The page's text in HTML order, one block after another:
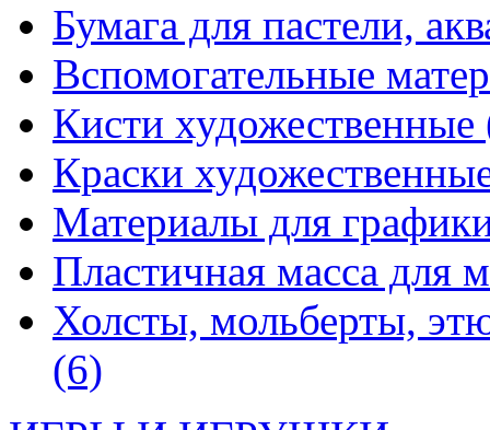
Бумага для пастели,
Вспомогательные
Кисти художественные
Краски
Материалы для
Пластичная масса для
Холсты, мольберты,
(6)